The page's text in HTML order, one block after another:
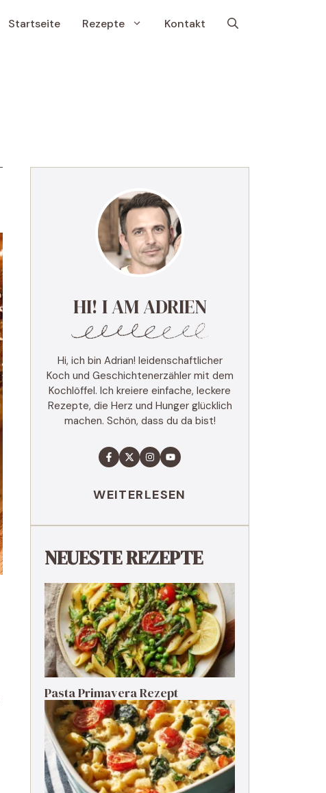
Startseite Rezepte Kontakt
HI! I AM ADRIEN
Hi, ich bin Adrian! leidenschaftlicher
Koch und Geschichtenerzähler mit dem
Kochlöffel. Ich kreiere einfache, leckere
Rezepte, die Herz und Hunger glücklich
machen. Schön, dass du da bist!
WEITERLESEN
NEUESTE REZEPTE
Pasta Primavera Rezept